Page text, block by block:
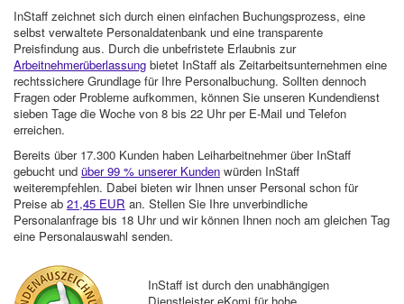
InStaff zeichnet sich durch einen einfachen Buchungsprozess, eine
selbst verwaltete Personaldatenbank und eine transparente
Preisfindung aus. Durch die unbefristete Erlaubnis zur
Arbeitnehmerüberlassung bietet InStaff als Zeitarbeitsunternehmen eine
rechtssichere Grundlage für Ihre Personalbuchung. Sollten dennoch
Fragen oder Probleme aufkommen, können Sie unseren Kundendienst
sieben Tage die Woche von 8 bis 22 Uhr per E-Mail und Telefon
erreichen.
Bereits über 17.300 Kunden haben Leiharbeitnehmer über InStaff
gebucht und über 99 % unserer Kunden würden InStaff
weiterempfehlen. Dabei bieten wir Ihnen unser Personal schon für
Preise ab 21,45 EUR an. Stellen Sie Ihre unverbindliche
Personalanfrage bis 18 Uhr und wir können Ihnen noch am gleichen Tag
eine Personalauswahl senden.
InStaff ist durch den unabhängigen